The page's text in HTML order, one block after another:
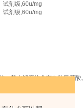
试剂级,60u/mg
试剂级,60u/mg
，其水解产物含有九种氨基酸。